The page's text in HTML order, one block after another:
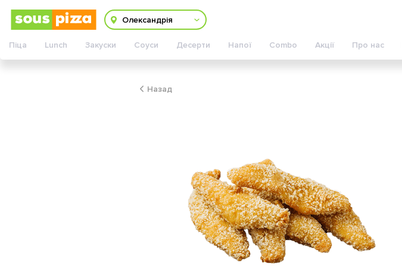
Олександрія
Змінити адресу
Піца Lunch Закуски Соуси Десерти Напої Combo Акції Про нас
Назад